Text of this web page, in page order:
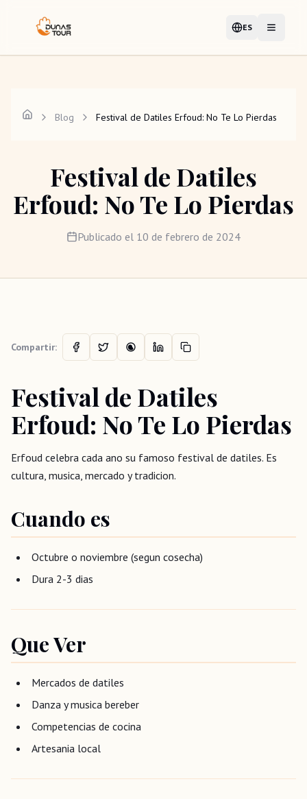
ES
IdiomaAbrir
Blog Festival de Datiles Erfoud: No Te Lo Pierdas
Festival de Datiles
Erfoud: No Te Lo Pierdas
Publicado el 10 de febrero de 2024
Compartir:
Festival de Datiles
Erfoud: No Te Lo Pierdas
Erfoud celebra cada ano su famoso festival de datiles. Es
cultura, musica, mercado y tradicion.
Cuando es
Octubre o noviembre (segun cosecha)
Dura 2-3 dias
Que Ver
Mercados de datiles
Danza y musica bereber
Competencias de cocina
Artesania local